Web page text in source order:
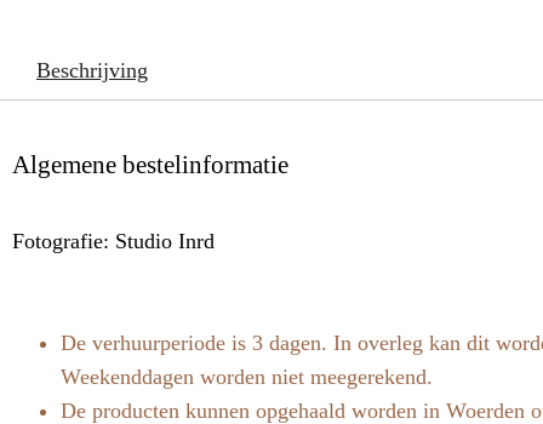
Beschrijving
Algemene bestelinformatie
Fotografie: Studio Inrd
De verhuurperiode is 3 dagen. In overleg kan dit
Weekenddagen worden niet meegerekend.
De producten kunnen opgehaald worden in Woerden